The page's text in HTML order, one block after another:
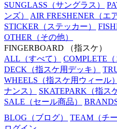
SUNGLASS （サングラス）
ンズ）
AIR FRESHENER （エ
STICKER （ステッカー）
OTHER （その他）
FINGERBOARD
（指スケ）
ALL （すべて） COMPLETE
DECK （指スケ用デッキ）
WHEELS （指スケ用ウィール）
ナンス）
SKATEPARK （指ス
SALE （セール商品）
BLOG （ブログ） TEAM （チ